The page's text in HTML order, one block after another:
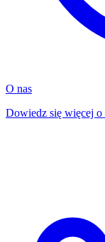
O nas
Dowiedz się więcej o